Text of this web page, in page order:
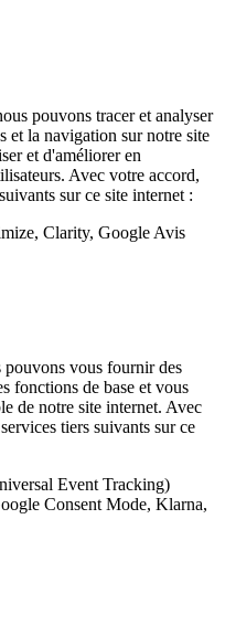
pouvons tracer et analyser
et la navigation sur notre site
et d'améliorer en
Avec votre accord,
sur ce site internet :
Clarity, Google Avis
pouvons vous fournir des
fonctions de base et vous
de notre site internet. Avec
tiers suivants sur ce
Event Tracking)
Consent Mode, Klarna,